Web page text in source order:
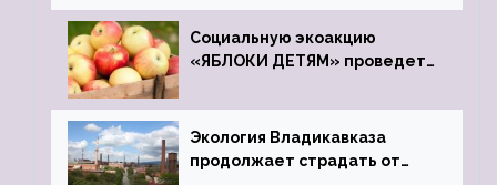
Социальную экоакцию
«ЯБЛОКИ ДЕТЯМ» проведет
Экология Владикавказа
продолжает страдать от